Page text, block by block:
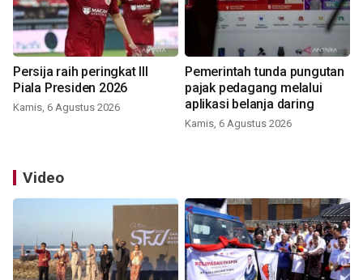
Persija raih peringkat III
Piala Presiden 2026
Kamis, 6 Agustus 2026
Pemerintah tunda pungutan
pajak pedagang melalui
aplikasi belanja daring
Kamis, 6 Agustus 2026
Video